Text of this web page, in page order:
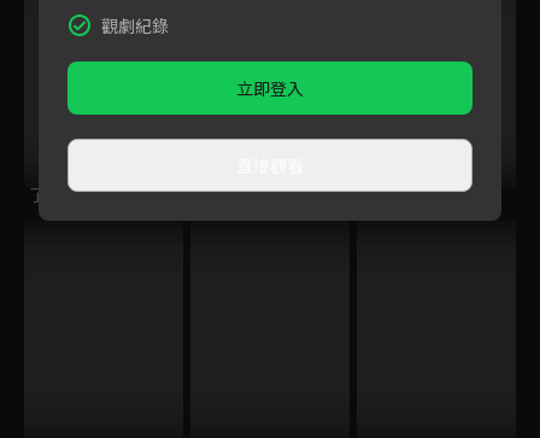
了不起的甄高貴 少林寺傳奇藏經閣 掘密計畫
觀劇紀錄
立即登入